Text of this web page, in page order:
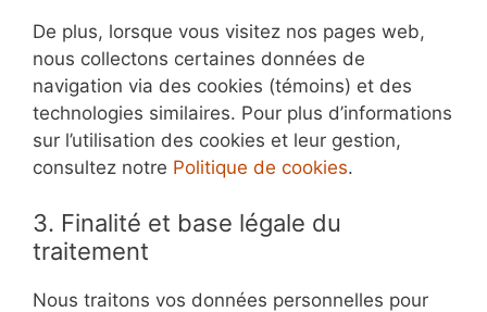
De plus, lorsque vous visitez nos pages web,
nous collectons certaines données de
navigation via des cookies (témoins) et des
technologies similaires. Pour plus d’informations
sur l’utilisation des cookies et leur gestion,
consultez notre Politique de cookies.
3. Finalité et base légale du
traitement
Nous traitons vos données personnelles pour